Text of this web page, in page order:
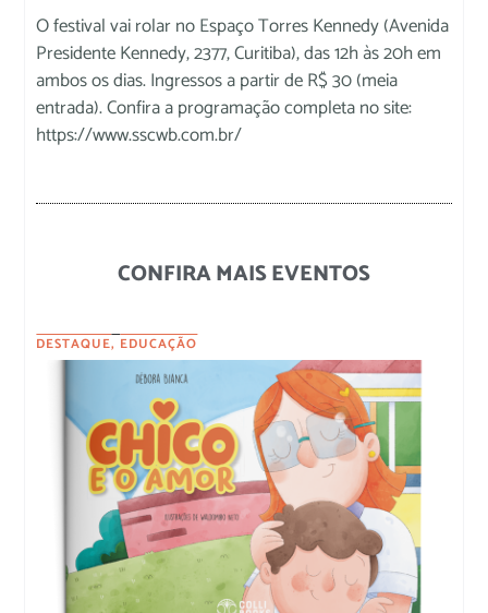
O festival vai rolar no Espaço Torres Kennedy (Avenida
Presidente Kennedy, 2377, Curitiba), das 12h às 20h em
ambos os dias. Ingressos a partir de R$ 30 (meia
entrada). Confira a programação completa no site:
https://www.sscwb.com.br/
CONFIRA MAIS EVENTOS
DESTAQUE, EDUCAÇÃO